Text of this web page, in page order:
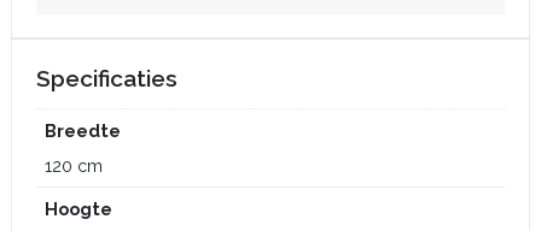
Specificaties
Breedte
120 cm
Hoogte